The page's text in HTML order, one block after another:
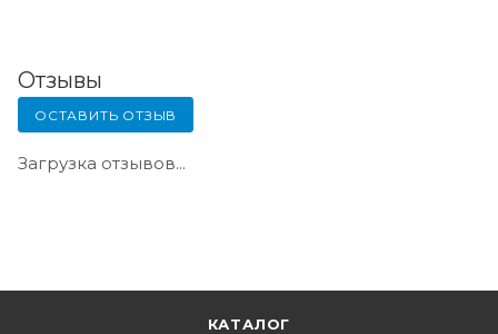
Отзывы
ОСТАВИТЬ ОТЗЫВ
Загрузка отзывов...
КАТАЛОГ